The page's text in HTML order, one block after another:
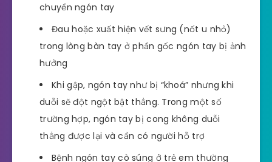
chuyển ngón tay
Đau hoặc xuất hiện vết sưng (nốt u nhỏ)
trong lòng bàn tay ở phần gốc ngón tay bị ảnh
hưởng
Khi gập, ngón tay như bị “khoá” nhưng khi
duỗi sẽ đột ngột bật thẳng. Trong một số
trường hợp, ngón tay bị cong không duỗi
thẳng được lại và cần có người hỗ trợ
Bệnh ngón tay cò súng ở trẻ em thường